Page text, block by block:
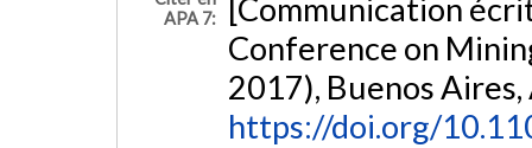
APA 7:
[Communication
Conference on
2017), Buenos
https://doi.org/